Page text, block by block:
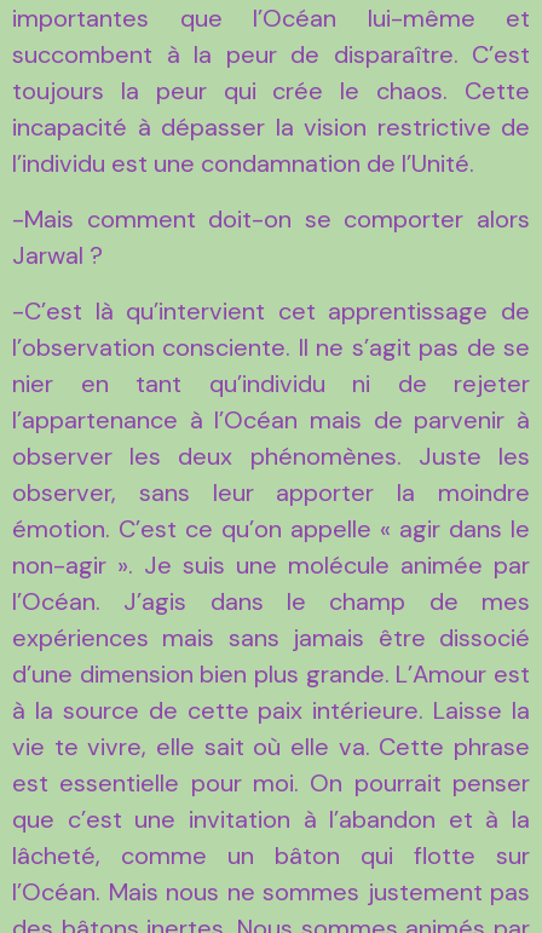
importantes que l’Océan lui-même et
succombent à la peur de disparaître. C’est
toujours la peur qui crée le chaos. Cette
incapacité à dépasser la vision restrictive de
l’individu est une condamnation de l’Unité.
-Mais comment doit-on se comporter alors
Jarwal ?
-C’est là qu’intervient cet apprentissage de
l’observation consciente. Il ne s’agit pas de se
nier en tant qu’individu ni de rejeter
l’appartenance à l’Océan mais de parvenir à
observer les deux phénomènes. Juste les
observer, sans leur apporter la moindre
émotion. C’est ce qu’on appelle « agir dans le
non-agir ». Je suis une molécule animée par
l’Océan. J’agis dans le champ de mes
expériences mais sans jamais être dissocié
d’une dimension bien plus grande. L’Amour est
à la source de cette paix intérieure. Laisse la
vie te vivre, elle sait où elle va. Cette phrase
est essentielle pour moi. On pourrait penser
que c’est une invitation à l’abandon et à la
lâcheté, comme un bâton qui flotte sur
l’Océan. Mais nous ne sommes justement pas